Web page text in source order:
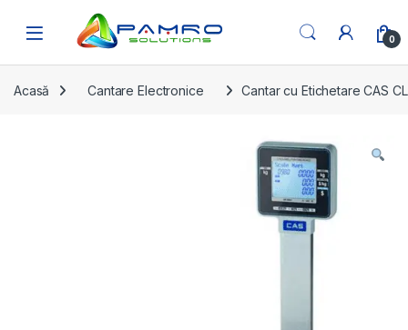
Skip to navigation
Open 0
Acasă Cantare Electronice Cantar cu Etichetare CAS